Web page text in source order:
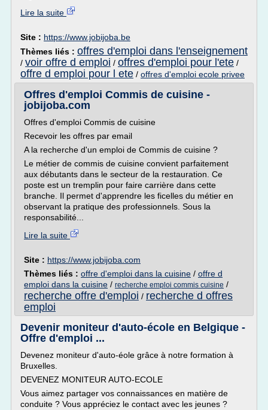
Lire la suite
Site : https://www.jobijoba.be
Thèmes liés : offres d'emploi dans l'enseignement
/ voir offre d emploi / offres d'emploi pour l'ete /
offre d emploi pour l ete / offres d'emploi ecole privee
Offres d'emploi Commis de cuisine -
jobijoba.com
Offres d'emploi Commis de cuisine
Recevoir les offres par email
A la recherche d'un emploi de Commis de cuisine ?
Le métier de commis de cuisine convient parfaitement
aux débutants dans le secteur de la restauration. Ce
poste est un tremplin pour faire carrière dans cette
branche. Il permet d'apprendre les ficelles du métier en
observant la pratique des professionnels. Sous la
responsabilité...
Lire la suite
Site : https://www.jobijoba.com
Thèmes liés : offre d'emploi dans la cuisine / offre d
emploi dans la cuisine / recherche emploi commis cuisine /
recherche offre d'emploi / recherche d offres
emploi
Devenir moniteur d'auto-école en Belgique -
Offre d'emploi ...
Devenez moniteur d'auto-éole grâce à notre formation à
Bruxelles.
DEVENEZ MONITEUR AUTO-ECOLE
Vous aimez partager vos connaissances en matière de
conduite ? Vous appréciez le contact avec les jeunes ?